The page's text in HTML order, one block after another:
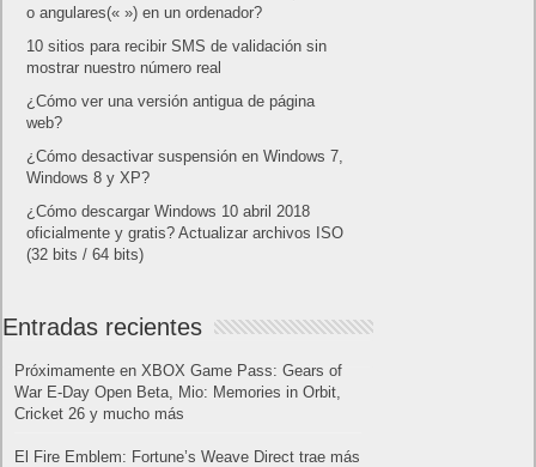
o angulares(« ») en un ordenador?
10 sitios para recibir SMS de validación sin
mostrar nuestro número real
¿Cómo ver una versión antigua de página
web?
¿Cómo desactivar suspensión en Windows 7,
Windows 8 y XP?
¿Cómo descargar Windows 10 abril 2018
oficialmente y gratis? Actualizar archivos ISO
(32 bits / 64 bits)
Entradas recientes
Próximamente en XBOX Game Pass: Gears of
War E-Day Open Beta, Mio: Memories in Orbit,
Cricket 26 y mucho más
El Fire Emblem: Fortune’s Weave Direct trae más